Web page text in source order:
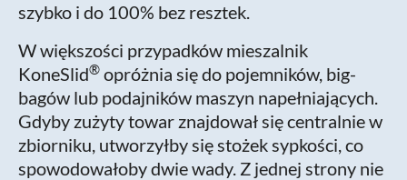
szybko i do 100% bez resztek.
W większości przypadków mieszalnik
KoneSlid® opróżnia się do pojemników, big-
bagów lub podajników maszyn napełniających.
Gdyby zużyty towar znajdował się centralnie w
zbiorniku, utworzyłby się stożek sypkości, co
spowodowałoby dwie wady. Z jednej strony nie